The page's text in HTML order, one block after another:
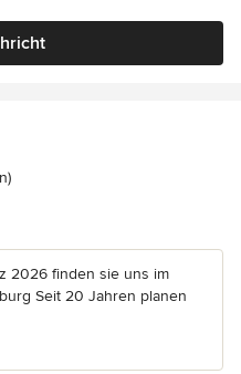
von 5 Sternen
2026 finden sie uns im
Seit 20 Jahren planen